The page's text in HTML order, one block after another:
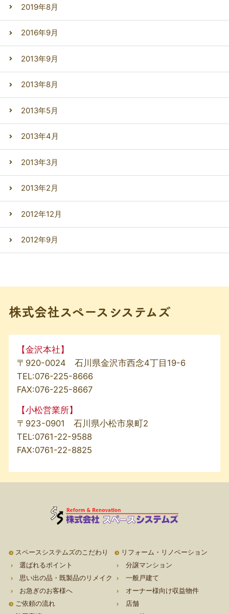
2019年8月
2016年9月
2013年9月
2013年8月
2013年5月
2013年4月
2013年3月
2013年2月
2012年12月
2012年9月
株式会社スペースシステムズ
【金沢本社】
〒920-0024 石川県金沢市西念4丁目19-6
TEL:076-225-8666
FAX:076-225-8667
【小松営業所】
〒923-0901 石川県小松市泉町2
TEL:0761-22-9588
FAX:0761-22-8825
スペースシステムズのこだわり
選ばれるポイント
思い出の品・既製品のリメイク
お急ぎのお客様へ
ご依頼の流れ
リフォーム・リノベーション
分譲マンション
一般戸建て
オーナー様向け収益物件
店舗